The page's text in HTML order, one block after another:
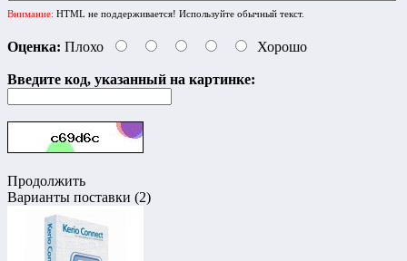
Внимание: HTML не поддерживается! Используйте обычный текст.
Оценка: Плохо Хорошо
Введите код, указанный на картинке:
Продолжить
Варианты поставки (2)